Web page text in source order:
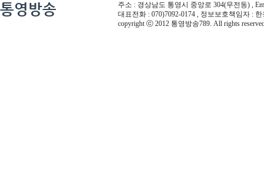
통영방송
주소 : 경상남도 통영시 중앙로 304(무전동) ,
대표전화 : 070)7092-0174 , 정보보호책임자 :
copyright ⓒ 2012 통영방송789. All rights